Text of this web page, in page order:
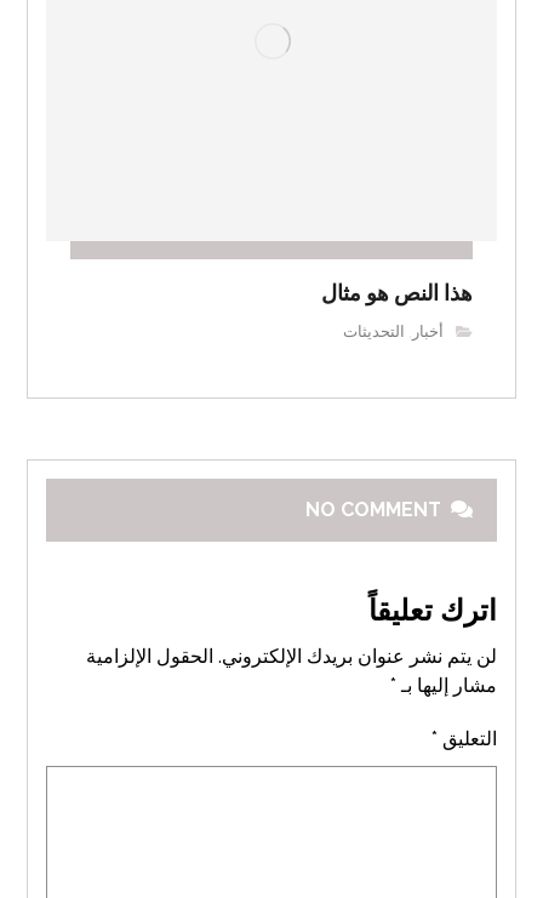
هذا النص هو مثال
أخبار , التحديثات
NO COMMENT
اترك تعليقاً
لن يتم نشر عنوان بريدك الإلكتروني. الحقول الإلزامية
مشار إليها بـ *
التعليق *